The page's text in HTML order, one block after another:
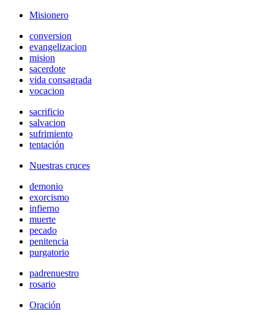
Misionero
conversion
evangelizacion
mision
sacerdote
vida consagrada
vocacion
sacrificio
salvacion
sufrimiento
tentación
Nuestras cruces
demonio
exorcismo
infierno
muerte
pecado
penitencia
purgatorio
padrenuestro
rosario
Oración